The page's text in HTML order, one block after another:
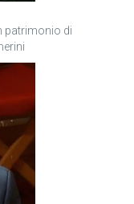
patrimonio di